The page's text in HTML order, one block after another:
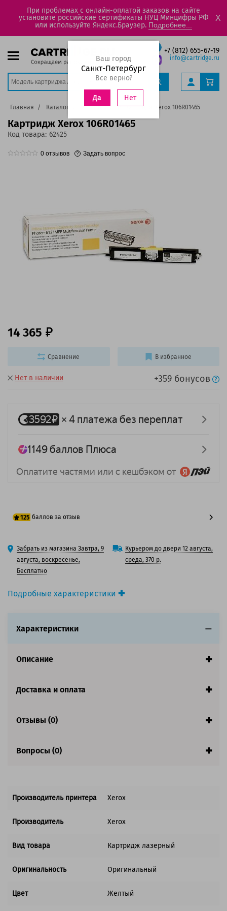
При проблемах с онлайн-оплатой заказов на сайте
установите российские сертификаты НУЦ Минцифры РФ
или используйте Яндекс.Браузер. Подробнее...
X
+7 (812) 655-67-19
info@cartridge.ru
Ваш город
Санкт-Петербург
Все верно?
Да Нет
Главная Каталог Картриджи Картридж Xerox 106R01465
Картридж Xerox 106R01465
Код товара: 62425
0 отзывов Задать вопрос
Подробные характеристики
Вид товара:Картридж лазерный
Ресурс:1 500 страниц формата А4 при 5%
Страна:Китай
Обратите внимание:
Акция! Количество ограничено.
Нет в наличии +359 бонусов
14 365
125 баллов за отзыв
100 баллов
125 баллов
Забрать из магазина Завтра, 9
августа, воскресенье,
Бесплатно
Курьером до двери 12 августа,
среда, 370 р.
Сравнение В избранное
Характеристики
Описание
Доставка и оплата
Отзывы (0)
Вопросы (0)
Производитель принтера Xerox
Производитель Xerox
Вид товара Картридж лазерный
Оригинальность Оригинальный
Цвет Желтый